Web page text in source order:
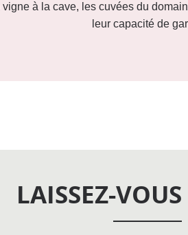
à la cave, les cuvées du
leur capacité de
LAISSEZ-